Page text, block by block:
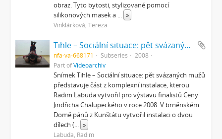
obraz. Tyto bytosti, stylizované pomocí
silikonových masek a ... »
Vinklárková, Tereza
Tihle – Sociální situace: pět svázaných mužů
nfa-va-668171 Subseries
2008
Part ofVideoarchiv
Snímek Tihle – Sociální situace: pět svázaných mužů
představuje část z komplexní instalace, kterou
Radim Labuda vytvořil pro výstavu finalistů Ceny
Jindřicha Chalupeckého v roce 2008. V brněnském
Domě pánů z Kunštátu vytvořil instalaci o dvou
dílech (... »
Labuda, Radim